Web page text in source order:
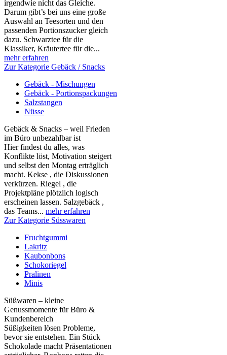
irgendwie nicht das Gleiche.
Darum gibt’s bei uns eine große
Auswahl an Teesorten und den
passenden Portionszucker gleich
dazu. Schwarztee für die
Klassiker, Kräutertee für die...
mehr erfahren
Zur Kategorie Gebäck / Snacks
Gebäck - Mischungen
Gebäck - Portionspackungen
Salzstangen
Nüsse
Gebäck & Snacks – weil Frieden
im Büro unbezahlbar ist
Hier findest du alles, was
Konflikte löst, Motivation steigert
und selbst den Montag erträglich
macht. Kekse , die Diskussionen
verkürzen. Riegel , die
Projektpläne plötzlich logisch
erscheinen lassen. Salzgebäck ,
das Teams... mehr erfahren
Zur Kategorie Süsswaren
Fruchtgummi
Lakritz
Kaubonbons
Schokoriegel
Pralinen
Minis
Süßwaren – kleine
Genussmomente für Büro &
Kundenbereich
Süßigkeiten lösen Probleme,
bevor sie entstehen. Ein Stück
Schokolade macht Präsentationen